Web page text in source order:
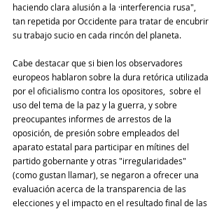
haciendo clara alusión a la ·interferencia rusa",
tan repetida por Occidente para tratar de encubrir
su trabajo sucio en cada rincón del planeta.
Cabe destacar que si bien los observadores
europeos hablaron sobre la dura retórica utilizada
por el oficialismo contra los opositores,  sobre el
uso del tema de la paz y la guerra, y sobre
preocupantes informes de arrestos de la
oposición, de presión sobre empleados del
aparato estatal para participar en mítines del
partido gobernante y otras "irregularidades"
(como gustan llamar), se negaron a ofrecer una
evaluación acerca de la transparencia de las
elecciones y el impacto en el resultado final de las